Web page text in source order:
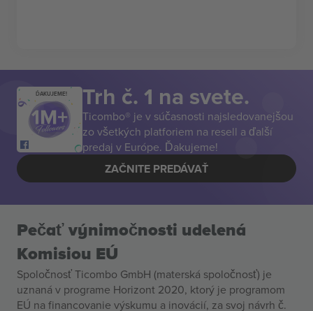
ĎAKUJEME! Trh č. 1 na svete.
Ticombo® je v súčasnosti najsledovanejšou
zo všetkých platforiem na resell a ďalší
predaj v Európe. Ďakujeme!
ZAČNITE PREDÁVAŤ
Pečať výnimočnosti udelená
Komisiou EÚ
Spoločnosť Ticombo GmbH (materská spoločnosť) je
uznaná v programe Horizont 2020, ktorý je programom
EÚ na financovanie výskumu a inovácií, za svoj návrh č.